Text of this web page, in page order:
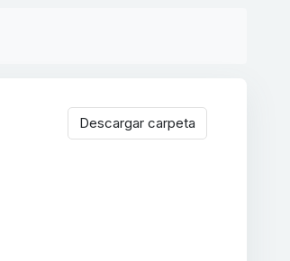
Descargar carpeta